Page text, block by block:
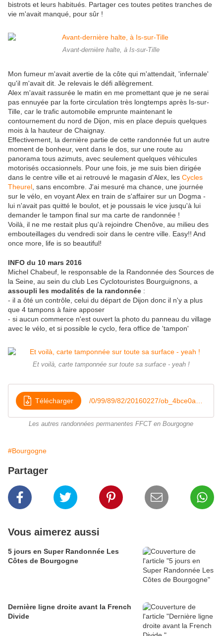
bistrots et leurs habitués. Partager ces toutes petites tranches de
vie m'avait manqué, pour sûr !
Avant-dernière halte, à Is-sur-Tille
Mon fumeur m'avait avertie de la côte qui m'attendait, 'infernale'
qu'il m'avait dit. Je relevais le défi allègrement.
Alex m'avait rassurée le matin en me promettant que je ne serai
pas ennuyée par la forte circulation très longtemps après Is-sur-
Tille, car le trafic automobile emprunte maintenant le
contournement du nord de Dijon, mis en place depuis quelques
mois à la hauteur de Chaignay.
Effectivement, la dernière partie de cette randonnée fut un autre
moment de bonheur, vent dans le dos, sur une route au
panorama tous azimuts, avec seulement quelques véhicules
motorisés occasionnels. Pour une fois, je me suis bien dirigée
dans le centre ville et ai retrouvé le magasin d'Alex, les Cycles
Theurel , sans encombre. J'ai mesuré ma chance, une journée
sur le vélo, en voyant Alex en train de s'affairer sur un Dogma -
lui n'avait pas quitté le boulot, et je poussais le vice jusqu'à lui
demander le tampon final sur ma carte de randonnée !
Voilà, il ne me restait plus qu'à rejoindre Chenôve, au milieu des
embouteillages du vendredi soir dans le centre ville. Easy!! And
once more, life is so beautiful!
INFO du 10 mars 2016
Michel Chabeuf, le responsable de la Randonnée des Sources de
la Seine, au sein du club Les Cyclotouristes Bourguignons, a
assoupli les modalités de la randonnée :
- il a ôté un contrôle, celui du départ de Dijon donc il n'y a plus
que 4 tampons à faire apposer
- si aucun commerce n'est ouvert la photo du panneau du village
avec le vélo, et si possible le cyclo, fera office de 'tampon'
Et voilà, carte tamponnée sur toute sa surface - yeah !
Télécharger
Les autres randonnées permanentes FFCT en Bourgogne
#Bourgogne
Partager
Vous aimerez aussi
5 jours en Super Randonnée Les
Côtes de Bourgogne
Dernière ligne droite avant la French
Divide